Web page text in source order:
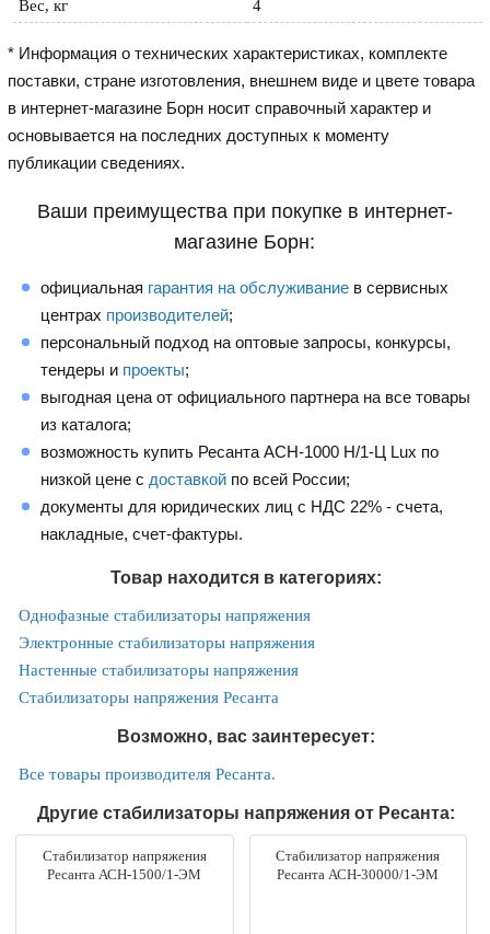
Вес, кг 4
* Информация о технических характеристиках, комплекте
поставки, стране изготовления, внешнем виде и цвете товара
в интернет-магазине Борн носит справочный характер и
основывается на последних доступных к моменту
публикации сведениях.
Ваши преимущества при покупке в интернет-
магазине Борн:
официальная гарантия на обслуживание в сервисных
центрах производителей;
персональный подход на оптовые запросы, конкурсы,
тендеры и проекты;
выгодная цена от официального партнера на все товары
из каталога;
возможность купить Ресанта АСН-1000 Н/1-Ц Lux по
низкой цене с доставкой по всей России;
документы для юридических лиц с НДС 22% - счета,
накладные, счет-фактуры.
Товар находится в категориях:
Однофазные стабилизаторы напряжения
Электронные стабилизаторы напряжения
Настенные стабилизаторы напряжения
Стабилизаторы напряжения Ресанта
Возможно, вас заинтересует:
Все товары производителя Ресанта.
Другие стабилизаторы напряжения от Ресанта:
Стабилизатор напряжения
Ресанта АСН-1500/1-ЭМ
Стабилизатор напряжения
Ресанта АСН-30000/1-ЭМ